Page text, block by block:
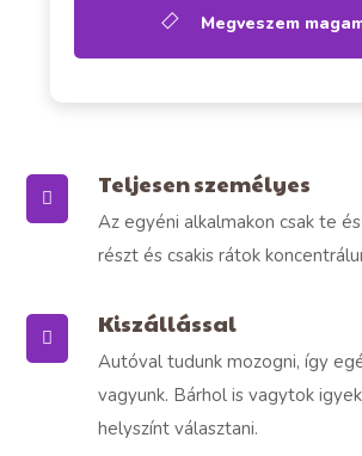
Megveszem
Teljesen személyes
Az egyéni alkalmakon csak te
részt és csakis rátok
Kiszállással
Autóval tudunk mozogni, így
vagyunk. Bárhol is vagytok
helyszínt választani.